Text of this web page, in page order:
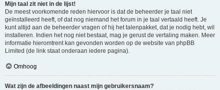
Mijn taal zit niet in de lijst!
De meest voorkomende reden hiervoor is dat de beheerder je taal niet
geïnstalleerd heeft, of dat nog niemand het forum in je taal vertaald heeft. Je
kunt altijd aan de beheerder vragen of hij het talenpakket, dat je nodig hebt, wil
installeren. Indien het nog niet bestaat, mag je gerust de vertaling maken. Meer
informatie hieromtrent kan gevonden worden op de website van phpBB
Limited (de link staat onderaan iedere pagina).
Omhoog
Wat zijn de afbeeldingen naast mijn gebruikersnaam?